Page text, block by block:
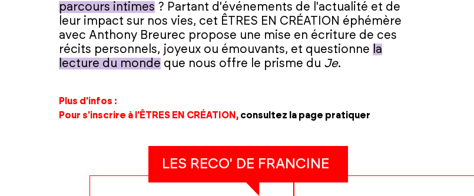
parcours intimes ? Partant d'événements de l'actualité et de
leur impact sur nos vies, cet ÊTRES EN CRÉATION éphémère
avec Anthony Breurec propose une mise en écriture de ces
récits personnels, joyeux ou émouvants, et questionne la
lecture du monde que nous offre le prisme du Je.
Plus d'infos :
Pour s'inscrire à l'ÊTRES EN CRÉATION, consultez la page pratiquer
LES RECO' DE FRANCINE